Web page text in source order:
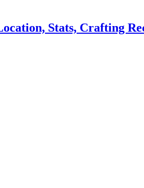
Stats, Crafting